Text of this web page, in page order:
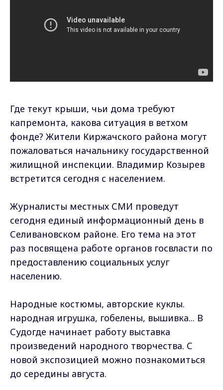
Где текут крыши, чьи дома требуют
капремонта, какова ситуация в ветхом
фонде? Жители Киржачского района могут
пожаловаться начальнику государственной
жилищной инспекции. Владимир Козырев
встретится сегодня с населением.
Журналисты местных СМИ проведут
сегодня единый информационный день в
Селивановском районе. Его тема на этот
раз посвящена работе органов госвласти по
предоставлению социальных услуг
населению.
Народные костюмы, авторские куклы.
народная игрушка, гобелены, вышивка... В
Судогде начинает работу выставка
произведений народного творчества. С
новой экспозицией можно познакомиться
до середины августа.